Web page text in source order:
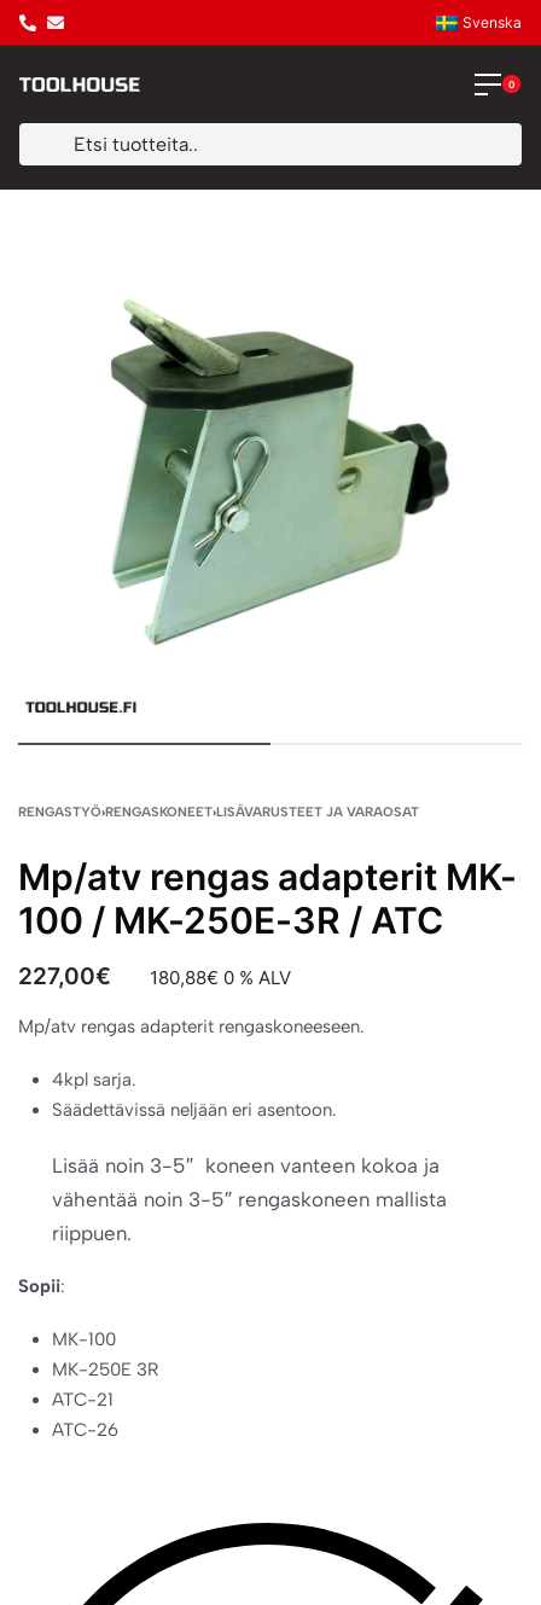
Svenska
0
RENGASTYÖ›RENGASKONEET›LISÄVARUSTEET JA VARAOSAT
Mp/atv rengas adapterit MK-
100 / MK-250E-3R / ATC
227,00€ 180,88€ 0 % ALV
Mp/atv rengas adapterit rengaskoneeseen.
4kpl sarja.
Säädettävissä neljään eri asentoon.
Lisää noin 3-5″ koneen vanteen kokoa ja
vähentää noin 3-5″ rengaskoneen mallista
riippuen.
Sopii:
MK-100
MK-250E 3R
ATC-21
ATC-26